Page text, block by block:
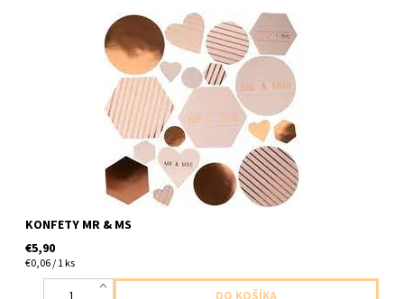
papierove konfetky ruzove a rose gold
KONFETY MR & MS
€5,90
€0,06 / 1 ks